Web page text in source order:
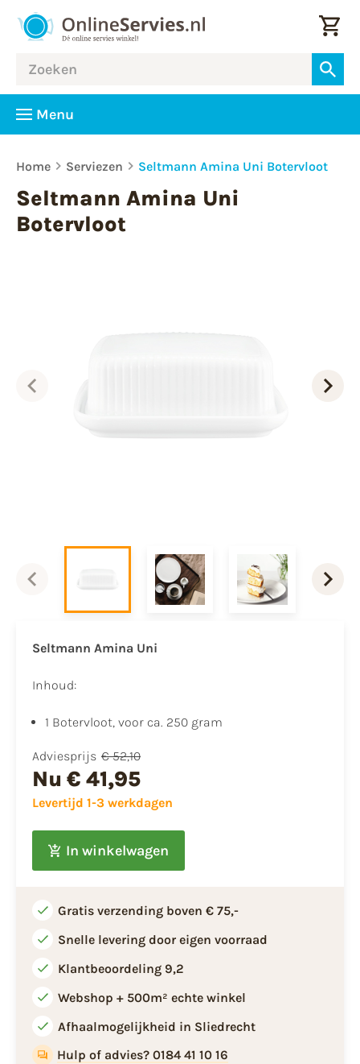
Menu
Home Serviezen Seltmann Amina Uni Botervloot
Seltmann Amina Uni
Botervloot
Seltmann Amina Uni
Inhoud:
​1 Botervloot, voor ca. 250 gram
Adviesprijs € 52,10
Nu € 41,95
Levertijd 1-3 werkdagen
In winkelwagen
Gratis verzending boven € 75,-
Snelle levering door eigen voorraad
Klantbeoordeling 9,2
Webshop + 500m² echte winkel
Afhaalmogelijkheid in Sliedrecht
Hulp of advies? 0184 41 10 16